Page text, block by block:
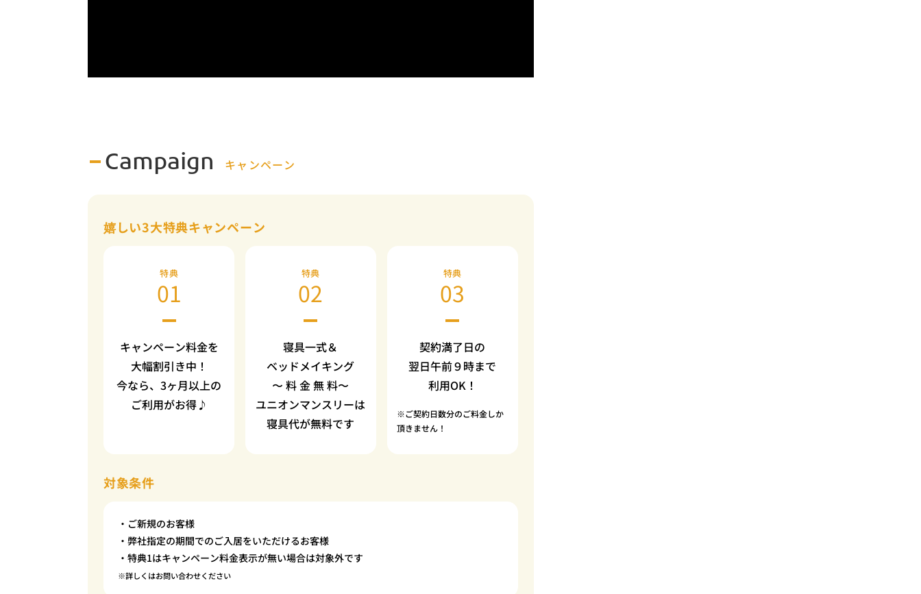
Campaign キャンペーン
嬉しい3大特典キャンペーン
特典
01
キャンペーン料金を
大幅割引き中！
今なら、3ヶ月以上の
ご利用がお得♪
特典
02
寝具一式＆
ベッドメイキング
〜 料 金 無 料〜
ユニオンマンスリーは
寝具代が無料です
特典
03
契約満了日の
翌日午前９時まで
利用OK！
※ご契約日数分のご料金しか
頂きません！
対象条件
・ご新規のお客様
・弊社指定の期間でのご入居をいただけるお客様
・特典1はキャンペーン料金表示が無い場合は対象外です
※詳しくはお問い合わせください